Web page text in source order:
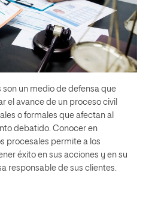
son un medio de defensa que
el avance de un proceso civil
o formales que afectan al
debatido. Conocer en
procesales permite a los
éxito en sus acciones y en su
responsable de sus clientes.